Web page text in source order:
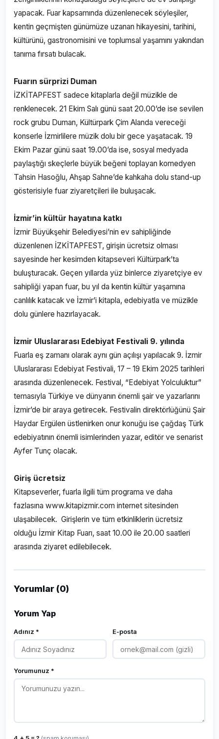
yapacak. Fuar kapsamında düzenlenecek söyleşiler,
kentin geçmişten günümüze uzanan hikayesini, tarihini,
kültürünü, gastronomisini ve toplumsal yaşamını yakından
tanıma fırsatı bulacak.
Fuarın sürprizi Duman
İZKİTAPFEST sadece kitaplarla değil müzikle de
renklenecek. 21 Ekim Salı günü saat 20.00’de ise sevilen
rock grubu Duman, Kültürpark Çim Alanda vereceği
konserle İzmirlilere müzik dolu bir gece yaşatacak. 19
Ekim Pazar günü saat 19.00’da ise, sosyal medyada
paylaştığı skeçlerle büyük beğeni toplayan komedyen
Tahsin Hasoğlu, Ahşap Sahne’de kahkaha dolu stand-up
gösterisiyle fuar ziyaretçileri ile buluşacak.
İzmir’in kültür hayatına katkı
İzmir Büyükşehir Belediyesi’nin ev sahipliğinde
düzenlenen İZKİTAPFEST, girişin ücretsiz olması
sayesinde her kesimden kitapseveri Kültürpark’ta
buluşturacak. Geçen yıllarda yüz binlerce ziyaretçiye ev
sahipliği yapan fuar, bu yıl da kentin kültür yaşamına
canlılık katacak ve İzmir’i kitapla, edebiyatla ve müzikle
dolu günlere hazırlayacak.
İzmir Uluslararası Edebiyat Festivali 9. yılında
Fuarla eş zamanı olarak aynı gün açılışı yapılacak 9. İzmir
Uluslararası Edebiyat Festivali, 17 – 19 Ekim 2025 tarihleri
arasında düzenlenecek. Festival, “Edebiyat Yolculuktur”
temasıyla Türkiye ve dünyanın önemli şair ve yazarlarını
İzmir’de bir araya getirecek. Festivalin direktörlüğünü Şair
Haydar Ergülen üstlenirken onur konuğu ise çağdaş Türk
edebiyatının önemli isimlerinden yazar, editör ve senarist
Ayfer Tunç olacak.
Giriş ücretsiz
Kitapseverler, fuarla ilgili tüm programa ve daha
fazlasına www.kitapizmir.com internet sitesinden
ulaşabilecek. Girişlerin ve tüm etkinliklerin ücretsiz
olduğu İzmir Kitap Fuarı, saat 10.00 ile 20.00 saatleri
arasında ziyaret edilebilecek.
Yorumlar (0)
Yorum Yap
Adınız * E-posta
Yorumunuz *